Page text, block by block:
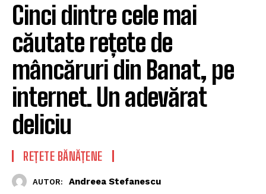
Cinci dintre cele mai
căutate rețete de
mâncăruri din Banat, pe
internet. Un adevărat
deliciu
REȚETE BĂNĂȚENE
AUTOR: Andreea Stefanescu